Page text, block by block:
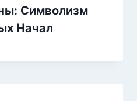
Символизм
Начал